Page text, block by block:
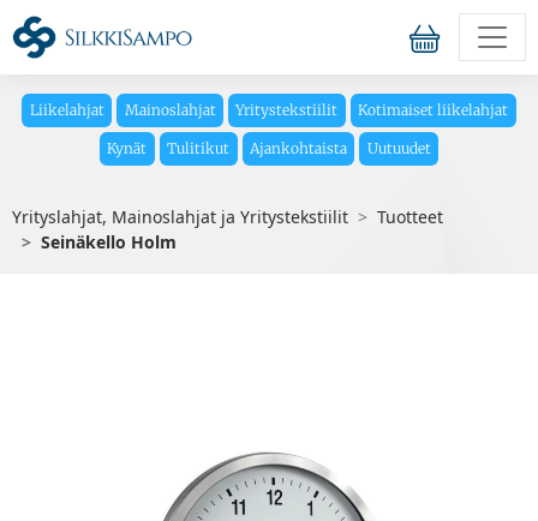
Liikelahjat Mainoslahjat Yritystekstiilit Kotimaiset liikelahjat
Kynät Tulitikut Ajankohtaista Uutuudet
Yrityslahjat, Mainoslahjat ja Yritystekstiilit
Tuotteet
Seinäkello Holm